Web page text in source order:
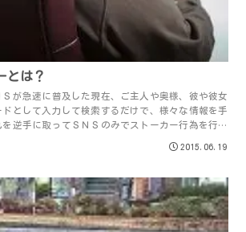
とは？
が急速に普及した現在、ご主人や奥様、彼や彼女
として入力して検索するだけで、様々な情報を手
逆手に取ってＳＮＳのみでストーカー行為を行う
2015.06.19